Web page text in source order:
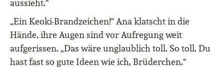
aussieht.“
„Ein Keoki-Brandzeichen!“ Ana klatscht in die
Hände, ihre Augen sind vor Aufregung weit
aufgerissen. „Das wäre unglaublich toll. So toll. Du
hast fast so gute Ideen wie ich, Brüderchen.“